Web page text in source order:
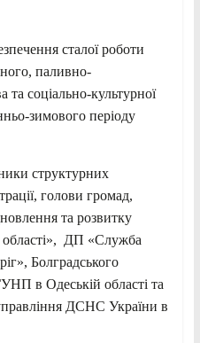
сталої роботи
паливно-
та соціально-культурної
зимового періоду
структурних
голови громад,
та розвитку
області», ДП «Служба
Болградського
в Одеській області та
ДСНС України в